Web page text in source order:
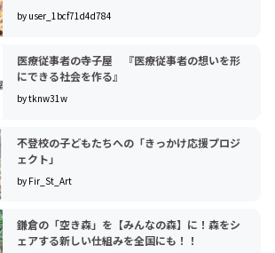
by user_1bcf71d4d784
医療従事者の寺子屋 『医療従事者の想いを形
にできる社会を作る』
by tknw31w
不登校の子どもたちへの「きっかけ応援プロジ
ェクト」
by Fir_St_Art
鎌倉の「空き森」を【みんなの森】に！森をシ
ェアする新しい仕組みを全国にも！！